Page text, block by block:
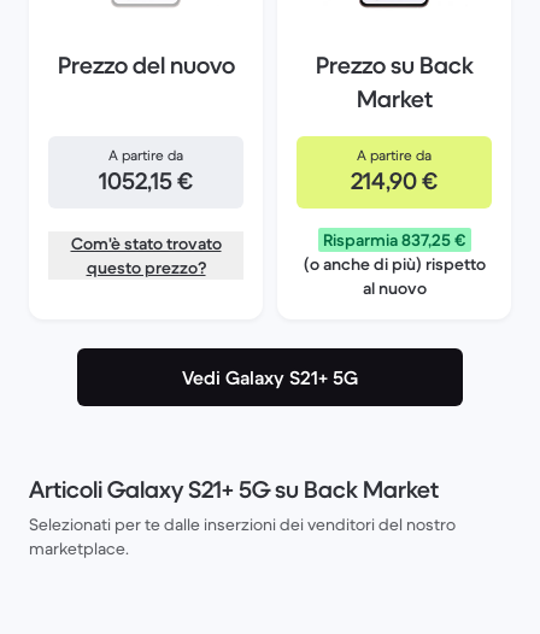
Prezzo del nuovo
A partire da
1052,15 €
Com'è stato trovato
questo prezzo?
Prezzo su Back
Market
A partire da
214,90 €
Risparmia 837,25 €
(o anche di più) rispetto
al nuovo
Vedi Galaxy S21+ 5G
Articoli Galaxy S21+ 5G su Back Market
Selezionati per te dalle inserzioni dei venditori del nostro
marketplace.